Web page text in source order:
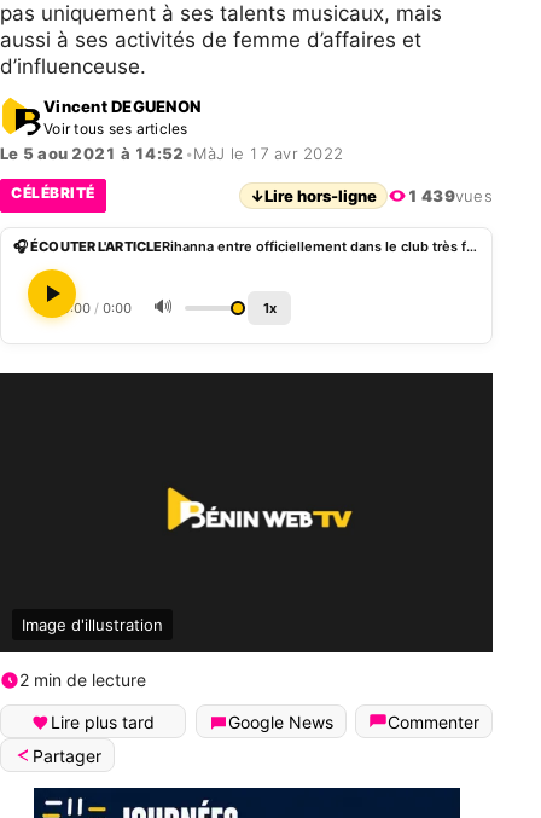
pas uniquement à ses talents musicaux, mais
aussi à ses activités de femme d’affaires et
d’influenceuse.
Vincent DEGUENON
Voir tous ses articles
Le 5 aou 2021 à 14:52 •MàJ le 17 avr 2022
CÉLÉBRITÉ ↓Lire hors-ligne 1 439vues
🎧 ÉCOUTER L'ARTICLE Rihanna entre officiellement dans le club très fermé des milliardaires
0:00 / 0:00 🔊 1x
Image d'illustration
2 min de lecture
Lire plus tard Google News
Commenter
Partager